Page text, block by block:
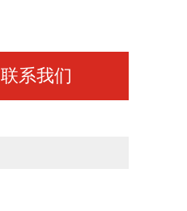
联系我们